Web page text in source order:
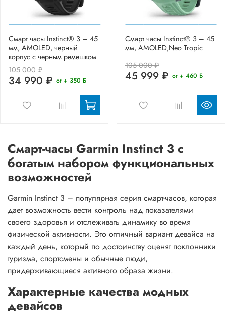
Смарт часы Instinct® 3 – 45
мм, AMOLED, черный
корпус с черным ремешком
105 000 ₽
34 990 ₽ от + 350 Б
Смарт часы Instinct® 3 – 45
мм, AMOLED,Neo Tropic
105 000 ₽
45 999 ₽ от + 460 Б
Смарт-часы Garmin Instinct 3 с
богатым набором функциональных
возможностей
Garmin Instinct 3 – популярная серия смарт-часов, которая
дает возможность вести контроль над показателями
своего здоровья и отслеживать динамику во время
физической активности. Это отличный вариант девайса на
каждый день, который по достоинству оценят поклонники
туризма, спортсмены и обычные люди,
придерживающиеся активного образа жизни.
Характерные качества модных
девайсов